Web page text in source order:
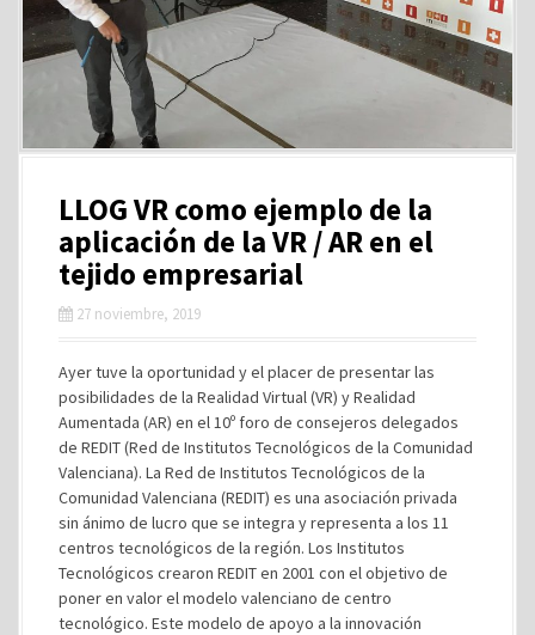
LLOG VR como ejemplo de la
aplicación de la VR / AR en el
tejido empresarial
27 noviembre, 2019
Ayer tuve la oportunidad y el placer de presentar las
posibilidades de la Realidad Virtual (VR) y Realidad
Aumentada (AR) en el 10º foro de consejeros delegados
de REDIT (Red de Institutos Tecnológicos de la Comunidad
Valenciana). La Red de Institutos Tecnológicos de la
Comunidad Valenciana (REDIT) es una asociación privada
sin ánimo de lucro que se integra y representa a los 11
centros tecnológicos de la región. Los Institutos
Tecnológicos crearon REDIT en 2001 con el objetivo de
poner en valor el modelo valenciano de centro
tecnológico. Este modelo de apoyo a la innovación